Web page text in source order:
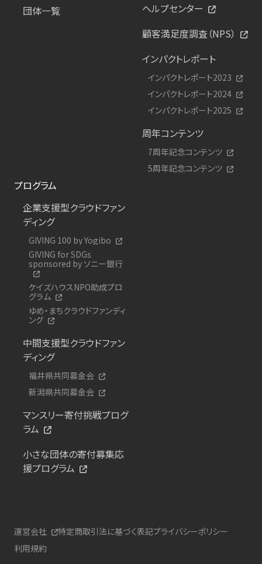
団体一覧
ヘルプセンター
顧客満足度調査（NPS）
インパクトレポート
インパクトレポート2023
インパクトレポート2024
インパクトレポート2025
周年コンテンツ
7周年記念コンテンツ
5周年記念コンテンツ
プログラム
企業支援型クラウドファン
ディング
GIVING 100 by Yogibo
GIVING for SDGs
sponsored by ソニー銀行
ケイズハウスNPO助成プロ
グラム
ゆめ・まちクラウドファンディ
ング
中間支援型クラウドファン
ディング
福井県共同募金会
新潟県共同募金会
マンスリー寄付挑戦プログ
ラム
小さな団体の寄付募集応
援プログラム
運営会社 特定商取引法に基づく表記プライバシーポリシー
利用規約